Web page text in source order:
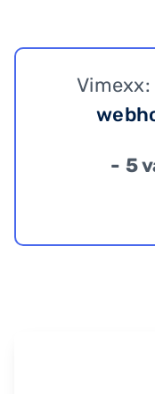
Vimexx:
- 5